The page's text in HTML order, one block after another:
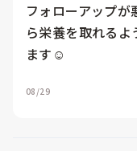
フォローアップ
ら栄養を取れる
ます☺︎
08/29